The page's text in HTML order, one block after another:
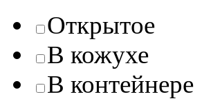
Открытое
В кожухе
В контейнере